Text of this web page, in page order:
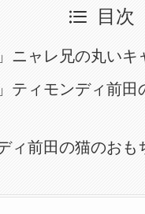
目次
ニャレ兄の丸い
ティモンディ前
ィ前田の猫のおも